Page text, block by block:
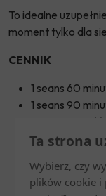
To idealne
moment tylko dla
CENNIK
1 seans 60
1 seans 90
Karnet 5
Karnet 10
Karnet 10
Ta strona
Wybierz, czy
plików cookie i